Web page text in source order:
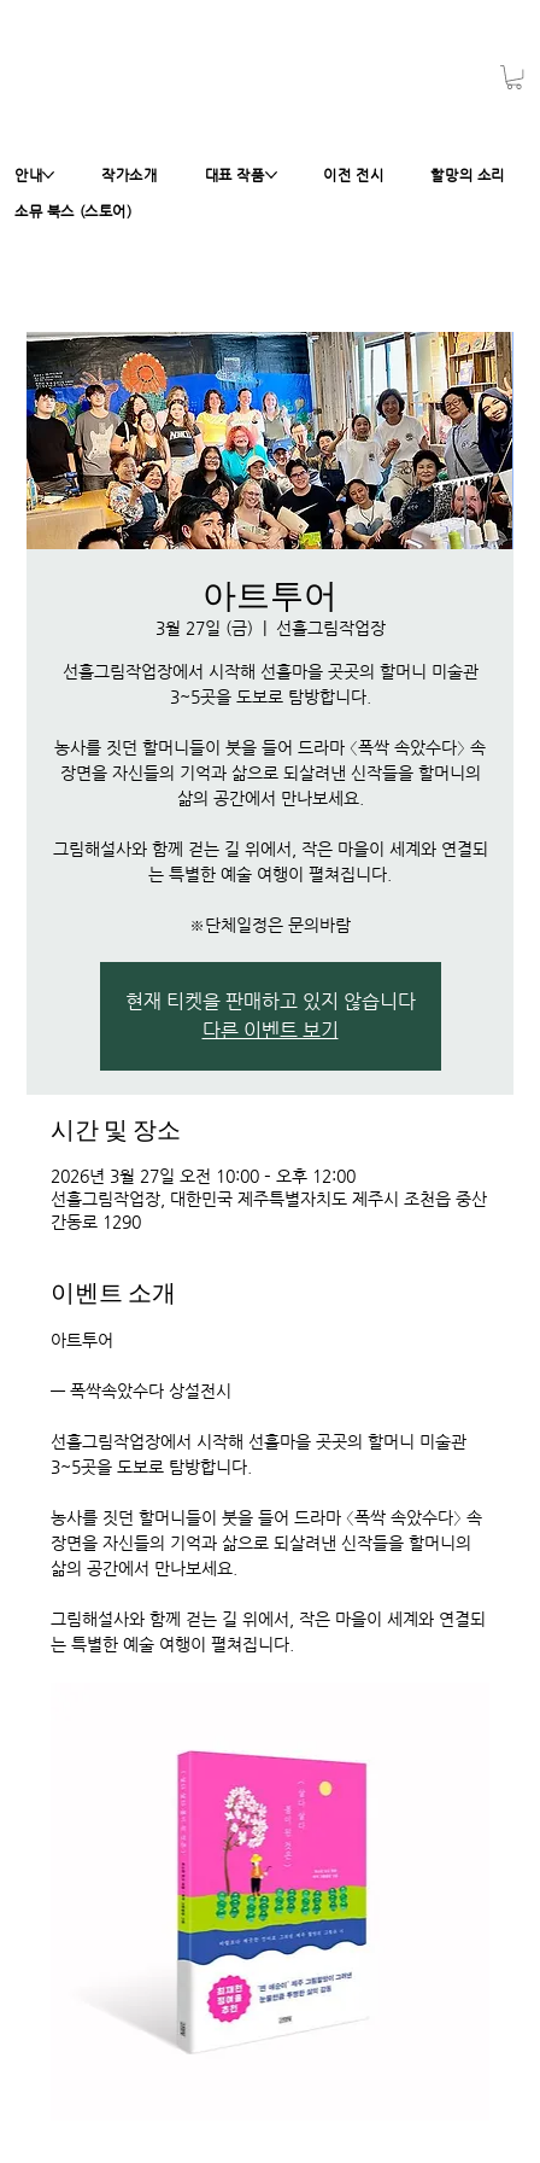
안내 작가소개 대표 작품 이전 전시 할망의 소리
소뮤 북스 (스토어)
아트투어
3월 27일 (금) 선흘그림작업장
선흘그림작업장에서 시작해 선흘마을 곳곳의 할머니 미술관
3~5곳을 도보로 탐방합니다.
농사를 짓던 할머니들이 붓을 들어 드라마 〈폭싹 속았수다〉 속
장면을 자신들의 기억과 삶으로 되살려낸 신작들을 할머니의
삶의 공간에서 만나보세요.
그림해설사와 함께 걷는 길 위에서, 작은 마을이 세계와 연결되
는 특별한 예술 여행이 펼쳐집니다.
※단체일정은 문의바람
현재 티켓을 판매하고 있지 않습니다
다른 이벤트 보기
시간 및 장소
2026년 3월 27일 오전 10:00 – 오후 12:00
선흘그림작업장, 대한민국 제주특별자치도 제주시 조천읍 중산
간동로 1290
이벤트 소개
아트투어
― 폭싹속았수다 상설전시
선흘그림작업장에서 시작해 선흘마을 곳곳의 할머니 미술관
3~5곳을 도보로 탐방합니다.
농사를 짓던 할머니들이 붓을 들어 드라마 〈폭싹 속았수다〉 속
장면을 자신들의 기억과 삶으로 되살려낸 신작들을 할머니의
삶의 공간에서 만나보세요.
그림해설사와 함께 걷는 길 위에서, 작은 마을이 세계와 연결되
는 특별한 예술 여행이 펼쳐집니다.